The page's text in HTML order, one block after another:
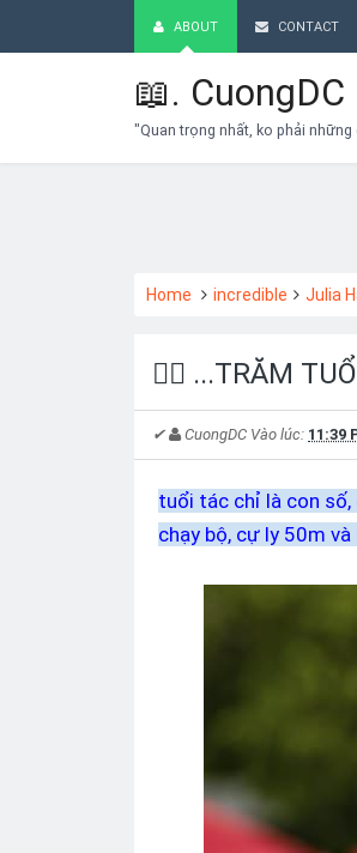
ABOUT CONTACT
📖. CuongDC
"Quan trọng nhất, ko phải
Home incredible Julia
🏃‍♀️ ...TRĂM
✔ CuongDC Vào lúc: 11:39
tuổi tác chỉ là con
chạy bộ, cự ly 50m